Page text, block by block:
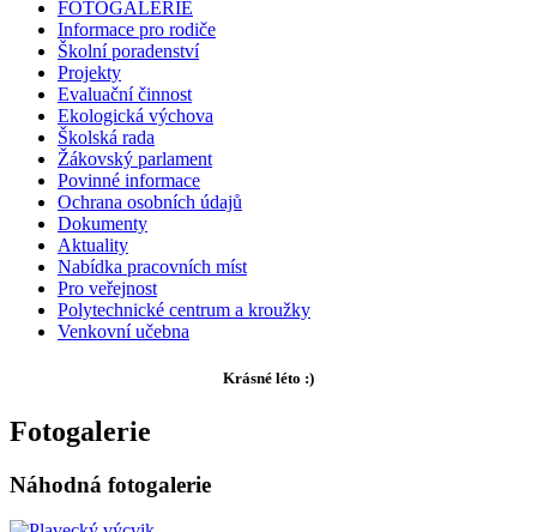
FOTOGALERIE
Informace pro rodiče
Školní poradenství
Projekty
Evaluační činnost
Ekologická výchova
Školská rada
Žákovský parlament
Povinné informace
Ochrana osobních údajů
Dokumenty
Aktuality
Nabídka pracovních míst
Pro veřejnost
Polytechnické centrum a kroužky
Venkovní učebna
Krásné léto :)
Fotogalerie
Náhodná fotogalerie